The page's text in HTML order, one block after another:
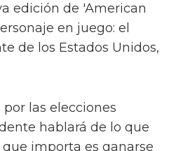
edición de 'American
en juego: el
de los Estados Unidos,
las elecciones
hablará de lo que
importa es ganarse